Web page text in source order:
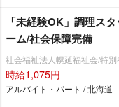
「未経験OK」調理ス
ーム/社会保障完備
社会福祉法人幌延福祉会/特
時給1,075円
アルバイト・パート / 北海道